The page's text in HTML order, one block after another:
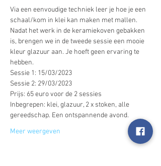
Via een eenvoudige techniek leer je hoe je een
schaal/kom in klei kan maken met mallen.
Nadat het werk in de keramiekoven gebakken
is, brengen we in de tweede sessie een mooie
kleur glazuur aan. Je hoeft geen ervaring te
hebben.
Sessie 1: 15/03/2023
Sessie 2: 29/03/2023
Prijs: 65 euro voor de 2 sessies
Inbegrepen: klei, glazuur, 2 x stoken, alle
gereedschap. Een ontspannende avond.
Meer weergeven